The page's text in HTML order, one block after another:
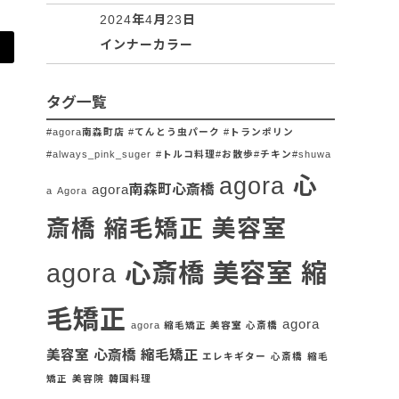
2024年4月23日
インナーカラー
タグ一覧
#agora南森町店 #てんとう虫パーク #トランポリン
#always_pink_suger #トルコ料理#お散歩#チキン#shuwa
a Agora agora南森町心斎橋 agora 心
斎橋 縮毛矯正 美容室
agora 心斎橋 美容室 縮
毛矯正 agora 縮毛矯正 美容室 心斎橋 agora
美容室 心斎橋 縮毛矯正 エレキギター 心斎橋 縮毛
矯正 美容院 韓国料理